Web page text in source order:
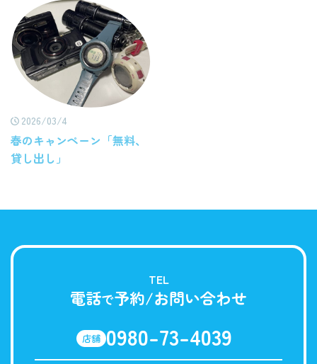
2026/03/4
春のキャンペーン「無料、
貸し出し」
TEL
電話で予約/お問い合わせ
店舗 0980-73-4039